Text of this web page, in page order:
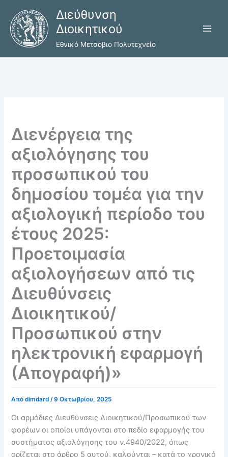
περιεχόμενο
Διεύθυνση
Διοικητικού
Εθνικό Μετσόβιο Πολυτεχνείο
Διενέργεια της
αξιολόγησης του
προσωπικού του
δημοσίου τομέα για την
αξιολογική περίοδο του
έτους 2025:
Προετοιμασία
αξιολογήσεων από τις
Διευθύνσεις
Διοικητικού/
Προσωπικού στην
ηλεκτρονική εφαρμογή
(Απογραφή)»
Απόdimdard/9 Οκτωβρίου, 2025
Oι αρμόδιες Διευθύνσεις Διοικητικού/Προσωπικού των
φορέων οι οποίοι υπάγονται στο πεδίο εφαρμογής του
συστήματος αξιολόγησης του ν.4940/2022, όπως
ορίζεται στο άρθρο 5 αυτού, καλούνται – κατά το χρονικό